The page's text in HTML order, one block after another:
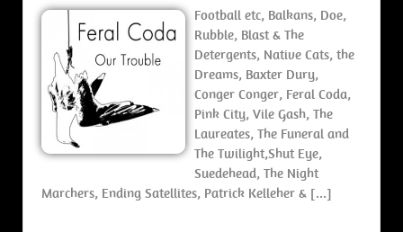
Football etc, Balkans, Doe,
Rubble, Blast & The
Detergents, Native Cats, the
Dreams, Baxter Dury,
Conger Conger, Feral Coda,
Pink City, Vile Gash, The
Laureates, The Funeral and
The Twilight,Shut Eye,
Suedehead, The Night
Marchers, Ending Satellites, Patrick Kelleher & […]